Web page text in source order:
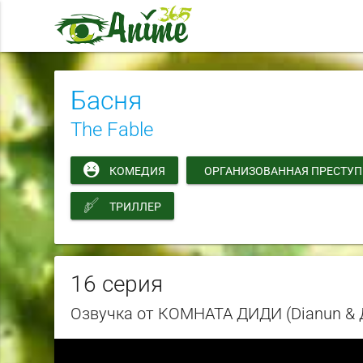
Басня
The Fable
КОМЕДИЯ ОРГАНИЗОВАННАЯ
ТРИЛЛЕР
16 серия
Озвучка от КОМНАТА ДИДИ (Dianun